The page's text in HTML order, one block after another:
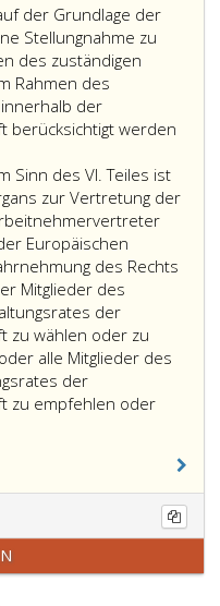
nehmen
können.
Insbesondere
beinhaltet
das
Recht
Arbeitnehmer
auf
Beteiligung
das
Recht
auf
Unterrichtung,
das
Recht
auf
Anhörung
der
des
römisch
der Grundlage der
Stellungnahme zu
des zuständigen
Rahmen des
der
berücksichtigt werden
Sinn des VI. Teiles ist
zur Vertretung der
Europäischen
des Rechts
Mitglieder des
der
zu wählen oder zu
alle Mitglieder des
der
zu empfehlen oder